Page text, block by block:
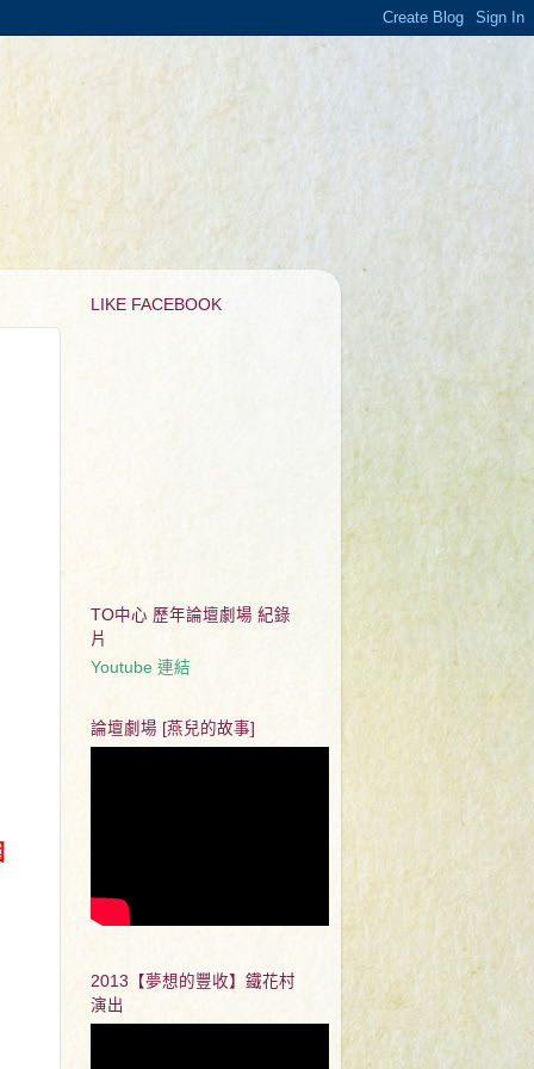
LIKE FACEBOOK
TO中心 歷年論壇劇場 紀錄
片
Youtube 連結
論壇劇場 [燕兒的故事]
2013【夢想的豐收】鐵花村
演出